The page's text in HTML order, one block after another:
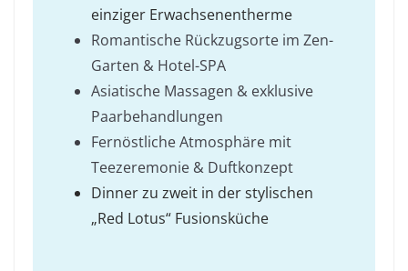
einziger Erwachsenentherme
Romantische Rückzugsorte im Zen-
Garten & Hotel-SPA
Asiatische Massagen & exklusive
Paarbehandlungen
Fernöstliche Atmosphäre mit
Teezeremonie & Duftkonzept
Dinner zu zweit in der stylischen
„Red Lotus“ Fusionsküche